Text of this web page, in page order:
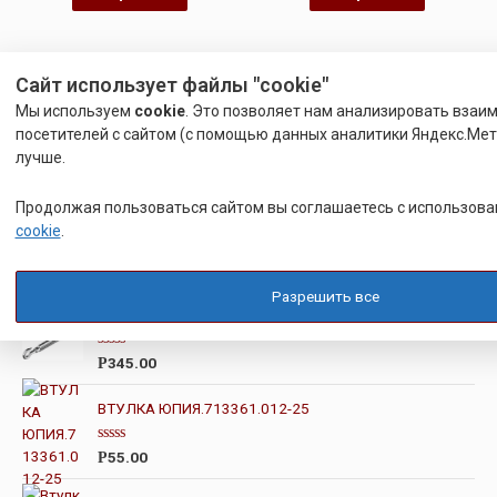
О
е
н
к
а
и
з
Р345.00
ВТУЛКА ЮПИЯ.713361.012-25
О
е
Р55.00
Сайт использует файлы "cookie"
Мы используем cookie. Это позволяет нам анализировать
посетителей с сайтом (с помощью данных аналитики
лучше.
Продолжая пользоваться сайтом вы соглашаетесь с
cookie
Разрешить все